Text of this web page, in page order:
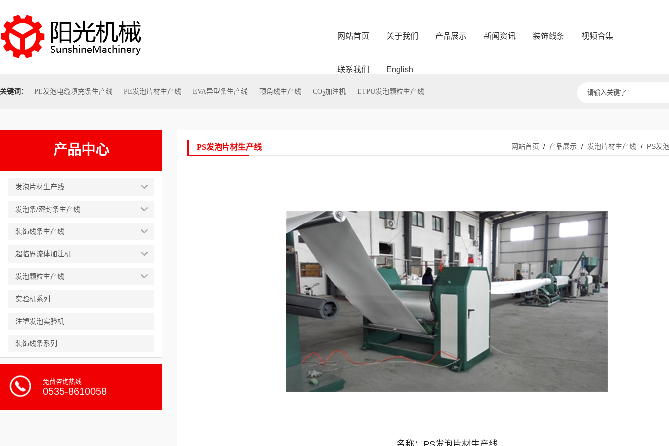
网站首页 关于我们 产品展示 新闻资讯 装饰线条 视频合集
联系我们 English
关键词： PE发泡电缆填充条生产线 PE发泡片材生产线 EVA异型条生产线 顶角线生产线 CO2加注机 ETPU发泡颗粒生产线
产品中心
发泡片材生产线
发泡条/密封条生产线
装饰线条生产线
超临界流体加注机
发泡颗粒生产线
实验机系列
注塑发泡实验机
装饰线条系列
免费咨询热线
0535-8610058
PS发泡片材生产线 网站首页 / 产品展示 / 发泡片材生产线 / PS发
名称： PS发泡片材生产线